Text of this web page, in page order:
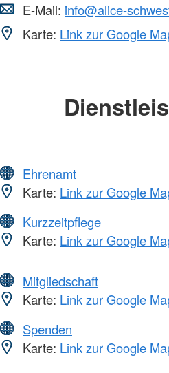
E-Mail: info@alice-
Karte: Link zur Google
Ehrenamt
Karte: Link zur Google
Kurzzeitpflege
Karte: Link zur Google
Mitgliedschaft
Karte: Link zur Google
Spenden
Karte: Link zur Google